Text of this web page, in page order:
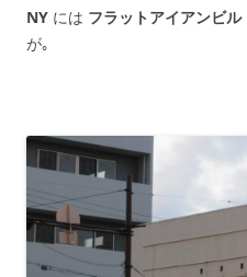
NY には フラットアイアンビル
が｡